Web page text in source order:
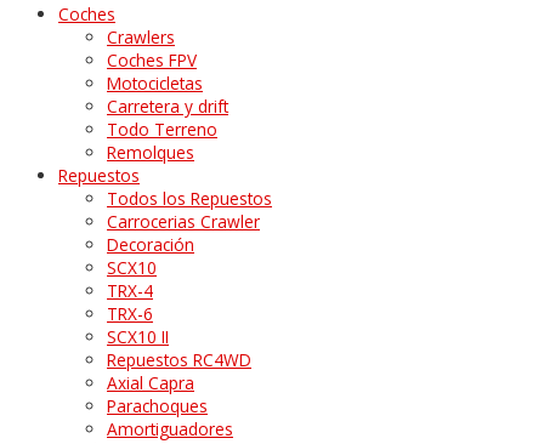
Coches
Crawlers
Coches FPV
Motocicletas
Carretera y drift
Todo Terreno
Remolques
Repuestos
Todos los Repuestos
Carrocerias Crawler
Decoración
SCX10
TRX-4
TRX-6
SCX10 II
Repuestos RC4WD
Axial Capra
Parachoques
Amortiguadores